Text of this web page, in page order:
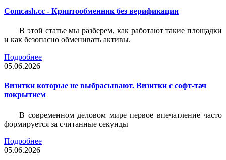
Comcash.cc - Криптообменник без верификации
В этой статье мы разберем, как работают такие площадки
и как безопасно обменивать активы.
Подробнее
05.06.2026
Визитки которые не выбрасывают. Визитки с софт-тач
покрытием
В современном деловом мире первое впечатление часто
формируется за считанные секунды
Подробнее
05.06.2026